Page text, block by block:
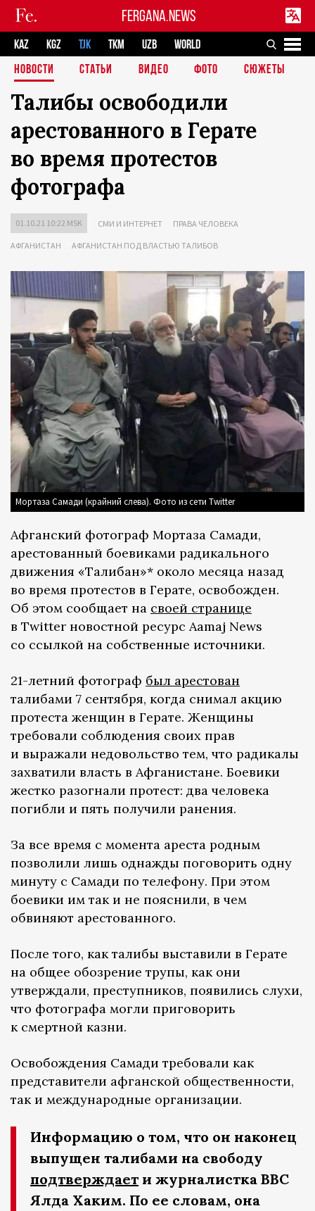
FERGANA.NEWS
KAZ KGZ TJK TKM UZB
WORLD
НОВОСТИ
СТАТЬИ ВИДЕО ФОТО СЮЖЕТЫ
Талибы освободили
арестованного в Герате
во время протестов
фотографа
01.10.21 10:22 MSK СМИ И ИНТЕРНЕТ ПРАВА ЧЕЛОВЕКА
АФГАНИСТАН АФГАНИСТАН ПОД ВЛАСТЬЮ ТАЛИБОВ
Мортаза Самади (крайний слева). Фото из сети Twitter
Афганский фотограф Мортаза Самади,
арестованный боевиками радикального
движения «Талибан»* около месяца назад
во время протестов в Герате, освобожден.
Об этом сообщает на своей странице
в Twitter новостной ресурс Aamaj News
со ссылкой на собственные источники.
21-летний фотограф был арестован
талибами 7 сентября, когда снимал акцию
протеста женщин в Герате. Женщины
требовали соблюдения своих прав
и выражали недовольство тем, что радикалы
захватили власть в Афганистане. Боевики
жестко разогнали протест: два человека
погибли и пять получили ранения.
За все время с момента ареста родным
позволили лишь однажды поговорить одну
минуту с Самади по телефону. При этом
боевики им так и не пояснили, в чем
обвиняют арестованного.
После того, как талибы выставили в Герате
на общее обозрение трупы, как они
утверждали, преступников, появились слухи,
что фотографа могли приговорить
к смертной казни.
Освобождения Самади требовали как
представители афганской общественности,
так и международные организации.
Информацию о том, что он наконец
выпущен талибами на свободу
подтверждает и журналистка ВВС
Ялда Хаким. По ее словам, она